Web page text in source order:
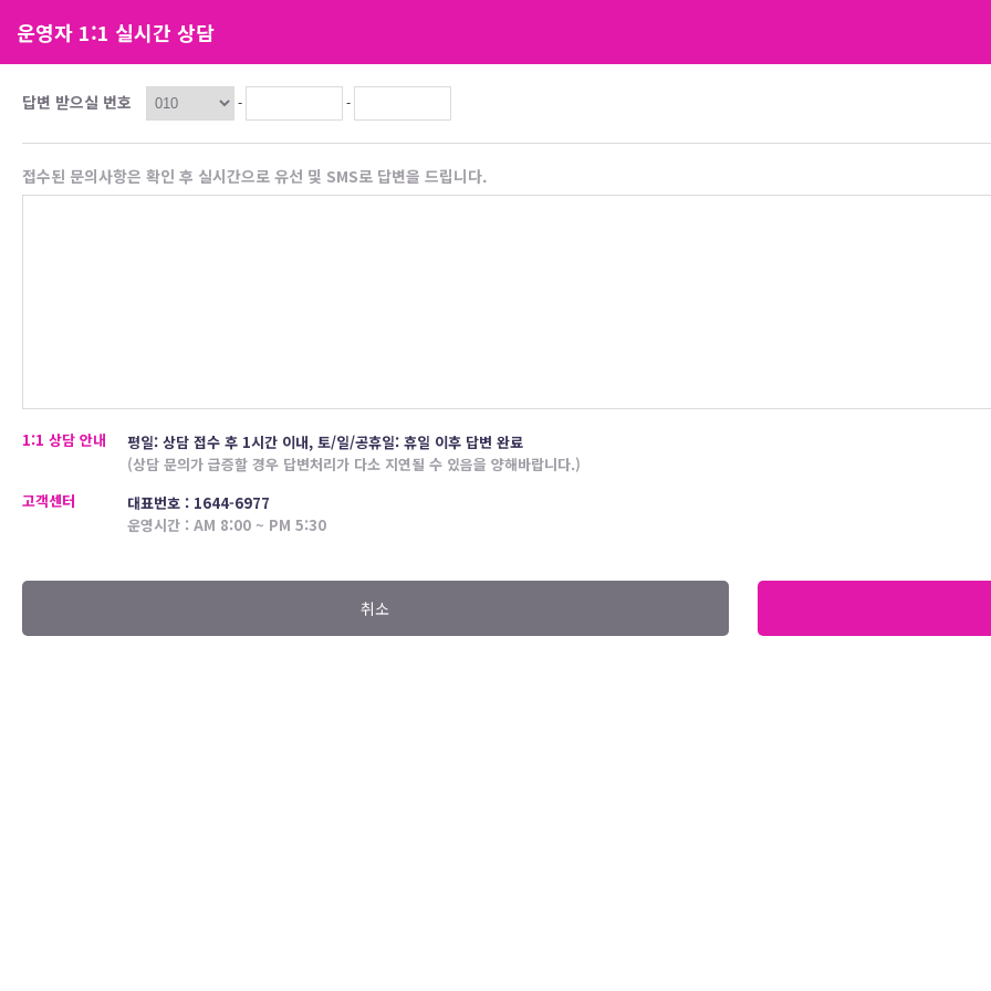
운영자 1:1 실시간 상담
답변 받으실 번호 - -
접수된 문의사항은 확인 후 실시간으로 유선 및 SMS로 답변을 드립니다.
1:1 상담 안내
평일: 상담 접수 후 1시간 이내, 토/일/공휴일: 휴일 이후 답변 완료
(상담 문의가 급증할 경우 답변처리가 다소 지연될 수 있음을 양해바랍니다.)
고객센터
대표번호 : 1644-6977
운영시간 : AM 8:00 ~ PM 5:30
취소